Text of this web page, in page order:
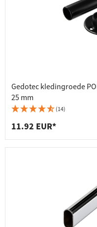
Gedotec kledingroede
25 mm
(14)
11.92 EUR*